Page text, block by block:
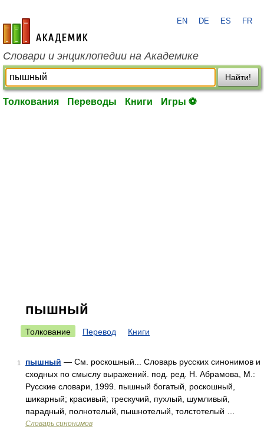
academic.ru
EN DE ES FR
Словари и энциклопедии на Академике
Найти!
Толкования Переводы Книги Игры ⚽
пышный
Толкование Перевод Книги
1 пышный — См. роскошный... Словарь русских синонимов и
сходных по смыслу выражений. под. ред. Н. Абрамова, М.:
Русские словари, 1999. пышный богатый, роскошный,
шикарный; красивый; трескучий, пухлый, шумливый,
парадный, полнотелый, пышнотелый, толстотелый …
Словарь синонимов